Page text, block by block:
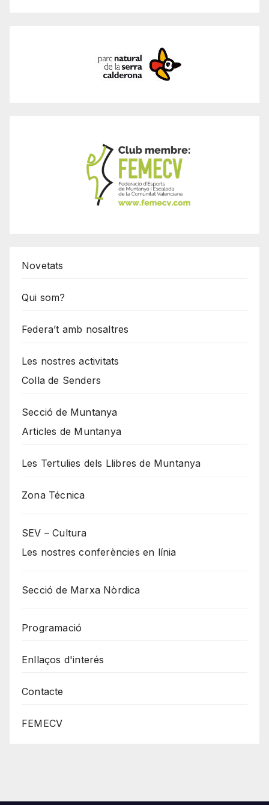
Novetats
Qui som?
Federa’t amb nosaltres
Les nostres activitats
Colla de Senders
Secció de Muntanya
Articles de Muntanya
Les Tertulies dels Llibres de Muntanya
Zona Técnica
SEV – Cultura
Les nostres conferències en línia
Secció de Marxa Nòrdica
Programació
Enllaços d'interés
Contacte
FEMECV